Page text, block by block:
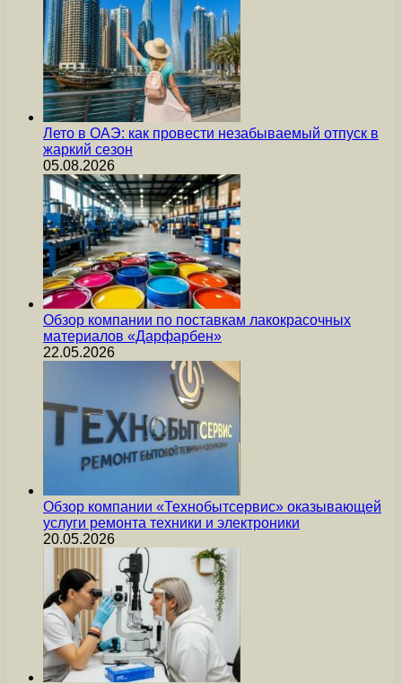
Лето в ОАЭ: как провести незабываемый отпуск в
жаркий сезон
05.08.2026
Обзор компании по поставкам лакокрасочных
материалов «Дарфарбен»
22.05.2026
Обзор компании «Технобытсервис» оказывающей
услуги ремонта техники и электроники
20.05.2026